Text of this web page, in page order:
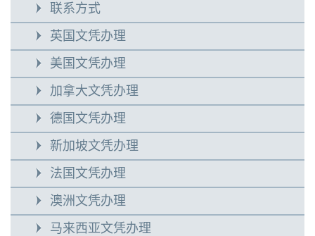
联系方式
英国文凭办理
美国文凭办理
加拿大文凭办理
德国文凭办理
新加坡文凭办理
法国文凭办理
澳洲文凭办理
马来西亚文凭办理